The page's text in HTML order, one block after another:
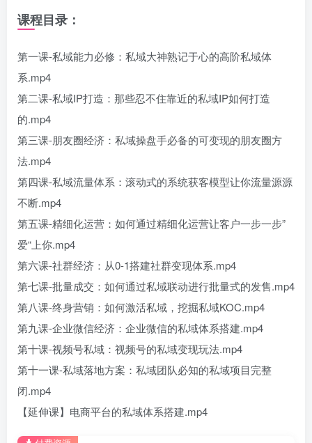
课程目录：
第一课-私域能力必修：私域大神熟记于心的高阶私域体
系.mp4
第二课-私域IP打造：那些忍不住靠近的私域IP如何打造
的.mp4
第三课-朋友圈经济：私域操盘手必备的可变现的朋友圈方
法.mp4
第四课-私域流量体系：滚动式的系统获客模型让你流量源源
不断.mp4
第五课-精细化运营：如何通过精细化运营让客户一步一步”
爱“上你.mp4
第六课-社群经济：从0-1搭建社群变现体系.mp4
第七课-批量成交：如何通过私域联动进行批量式的发售.mp4
第八课-终身营销：如何激活私域，挖掘私域KOC.mp4
第九课-企业微信经济：企业微信的私域体系搭建.mp4
第十课-视频号私域：视频号的私域变现玩法.mp4
第十一课-私域落地方案：私域团队必知的私域项目完整
闭.mp4
【延伸课】电商平台的私域体系搭建.mp4